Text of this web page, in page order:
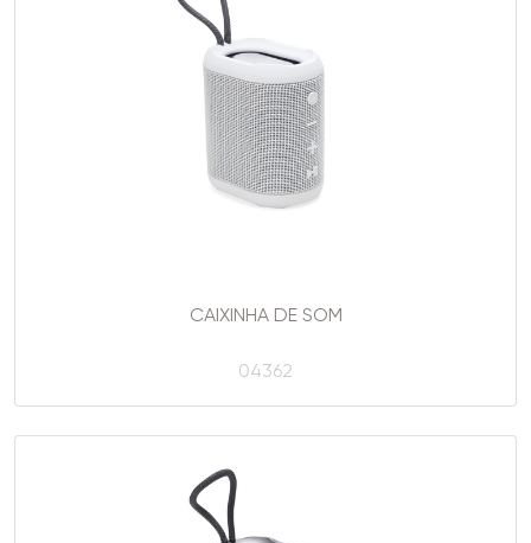
CAIXINHA DE SOM
04362